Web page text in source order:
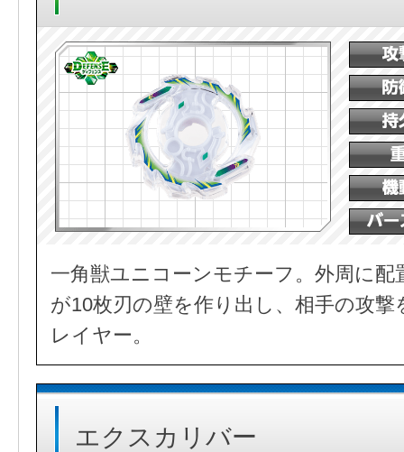
一角獣ユニコーンモチーフ。外周に
が10枚刃の壁を作り出し、相手の攻
レイヤー。
エクスカリバー